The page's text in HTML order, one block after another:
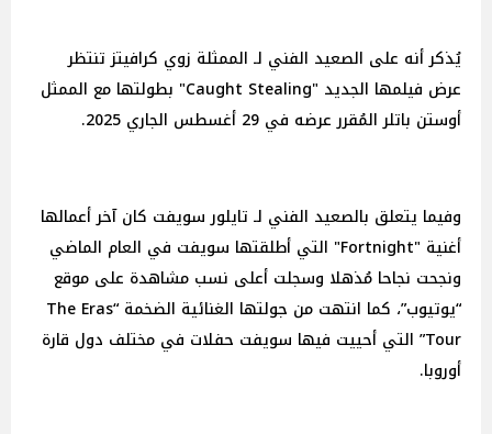
يُذكر أنه على الصعيد الفني لـ الممثلة زوي كرافيتز تنتظر
عرض فيلمها الجديد "Caught Stealing" بطولتها مع الممثل
أوستن باتلر المُقرر عرضه في 29 أغسطس الجاري 2025.
وفيما يتعلق بالصعيد الفني لـ تايلور سويفت كان آخر أعمالها
أغنية "Fortnight" التي أطلقتها سويفت في العام الماضي
ونجحت نجاحا مُذهلا وسجلت أعلى نسب مشاهدة على موقع
“يوتيوب”، كما انتهت من جولتها الغنائية الضخمة “The Eras
Tour” التي أحييت فيها سويفت حفلات في مختلف دول قارة
أوروبا.